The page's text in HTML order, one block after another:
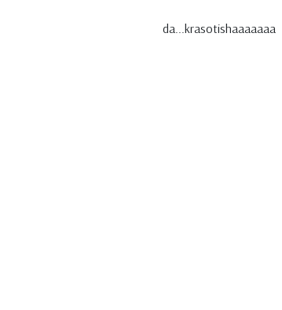
da...krasotishaaaaaaa